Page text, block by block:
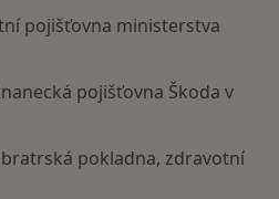
pojišťovna ministerstva
pojišťovna Škoda v
pokladna, zdravotní